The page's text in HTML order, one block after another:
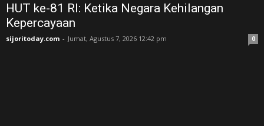
HUT ke-81 RI: Ketika Negara Kehilangan
Kepercayaan
sijoritoday.com - Jumat, Agustus 7, 2026 12:42 pm 0